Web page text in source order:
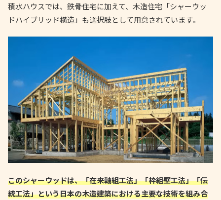
積水ハウスでは、鉄骨住宅に加えて、木造住宅「シャーウッ
ドハイブリッド構造」も選択肢として用意されています。
このシャーウッドは、「在来軸組工法」「枠組壁工法」「伝
統工法」という日本の木造建築における主要な技術を組み合